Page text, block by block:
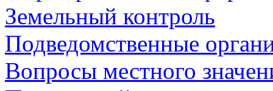
Земельный контроль
Подведомственные
Вопросы местного